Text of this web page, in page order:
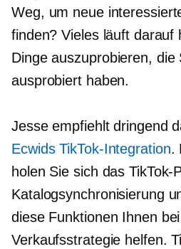
Weg, um neue
finden? Vieles läuft darauf
Dinge auszuprobieren, die
ausprobiert haben.
Jesse empfiehlt dringend
Ecwids TikTok-Integration.
holen Sie sich das TikTok-
Katalogsynchronisierung
diese Funktionen Ihnen
Verkaufsstrategie helfen.